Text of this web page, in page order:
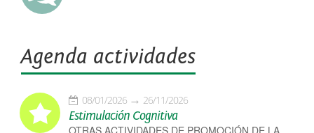
Agenda actividades
08/01/2026 26/11/2026
Estimulación Cognitiva
OTRAS ACTIVIDADES DE PROMOCIÓN DE LA